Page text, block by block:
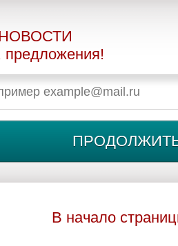
предложения!
В начало